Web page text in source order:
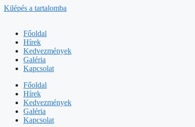
Kilépés a tartalomba
Főoldal
Hírek
Kedvezmények
Galéria
Kapcsolat
Főoldal
Hírek
Kedvezmények
Galéria
Kapcsolat